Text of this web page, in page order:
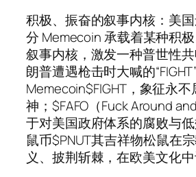
积极、振奋的叙事内核：美
分 Memecoin 承载着某种积
叙事内核，激发一种普世性
朗普遭遇枪击时大喊的
Memecoin$FIGHT，象征永
神；$FAFO（Fuck Around
于对美国政府体系的腐败与
鼠币$PNUT其吉祥物松鼠在
义、披荆斩棘，在欧美文化中